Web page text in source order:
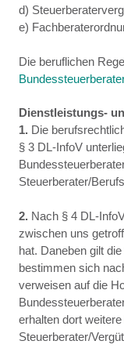
d)
e)
Die beruflichen
Dienstleistungs-
1. Die
§ 3 DL-InfoV
Steuerberater/
2. Nach § 4 DL-
zwischen uns
hat. Daneben gilt
bestimmen sich
verweisen auf die
erhalten dort
Steuerberater/